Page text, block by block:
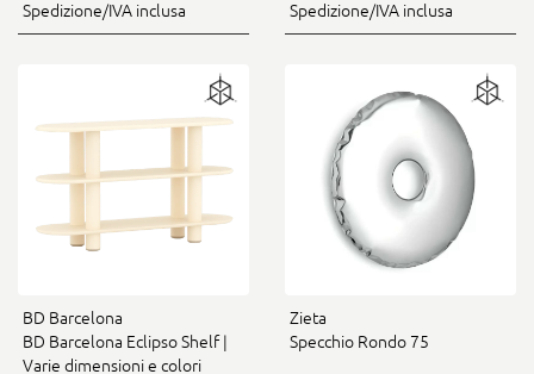
Spedizione/IVA inclusa
Spedizione/IVA inclusa
BD Barcelona
BD Barcelona Eclipso Shelf |
Varie dimensioni e colori
Zieta
Specchio Rondo 75